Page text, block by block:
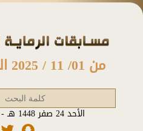
من 01/ 11 / 2025 الى 01/ 02 / 2026
الأحد 24 صفر 1448 هـ - 9 أغسطس 2026 م